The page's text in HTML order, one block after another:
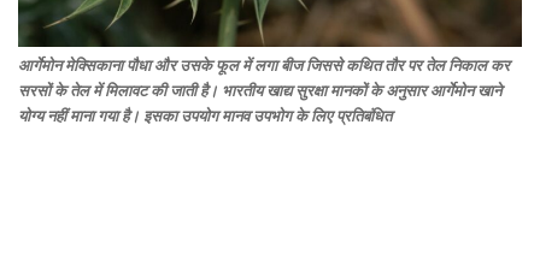
आर्गेमोन मेक्सिकाना पौधा और उसके फूल में लगा बीज जिससे कथित तौर पर तेल निकाल कर
सरसों के तेल में मिलावट की जाती है। भारतीय खाद्य सुरक्षा मानकों के अनुसार आर्गेमोन खाने
योग्य नहीं माना गया है। इसका उपयोग मानव उपभोग के लिए प्रतिबंधित